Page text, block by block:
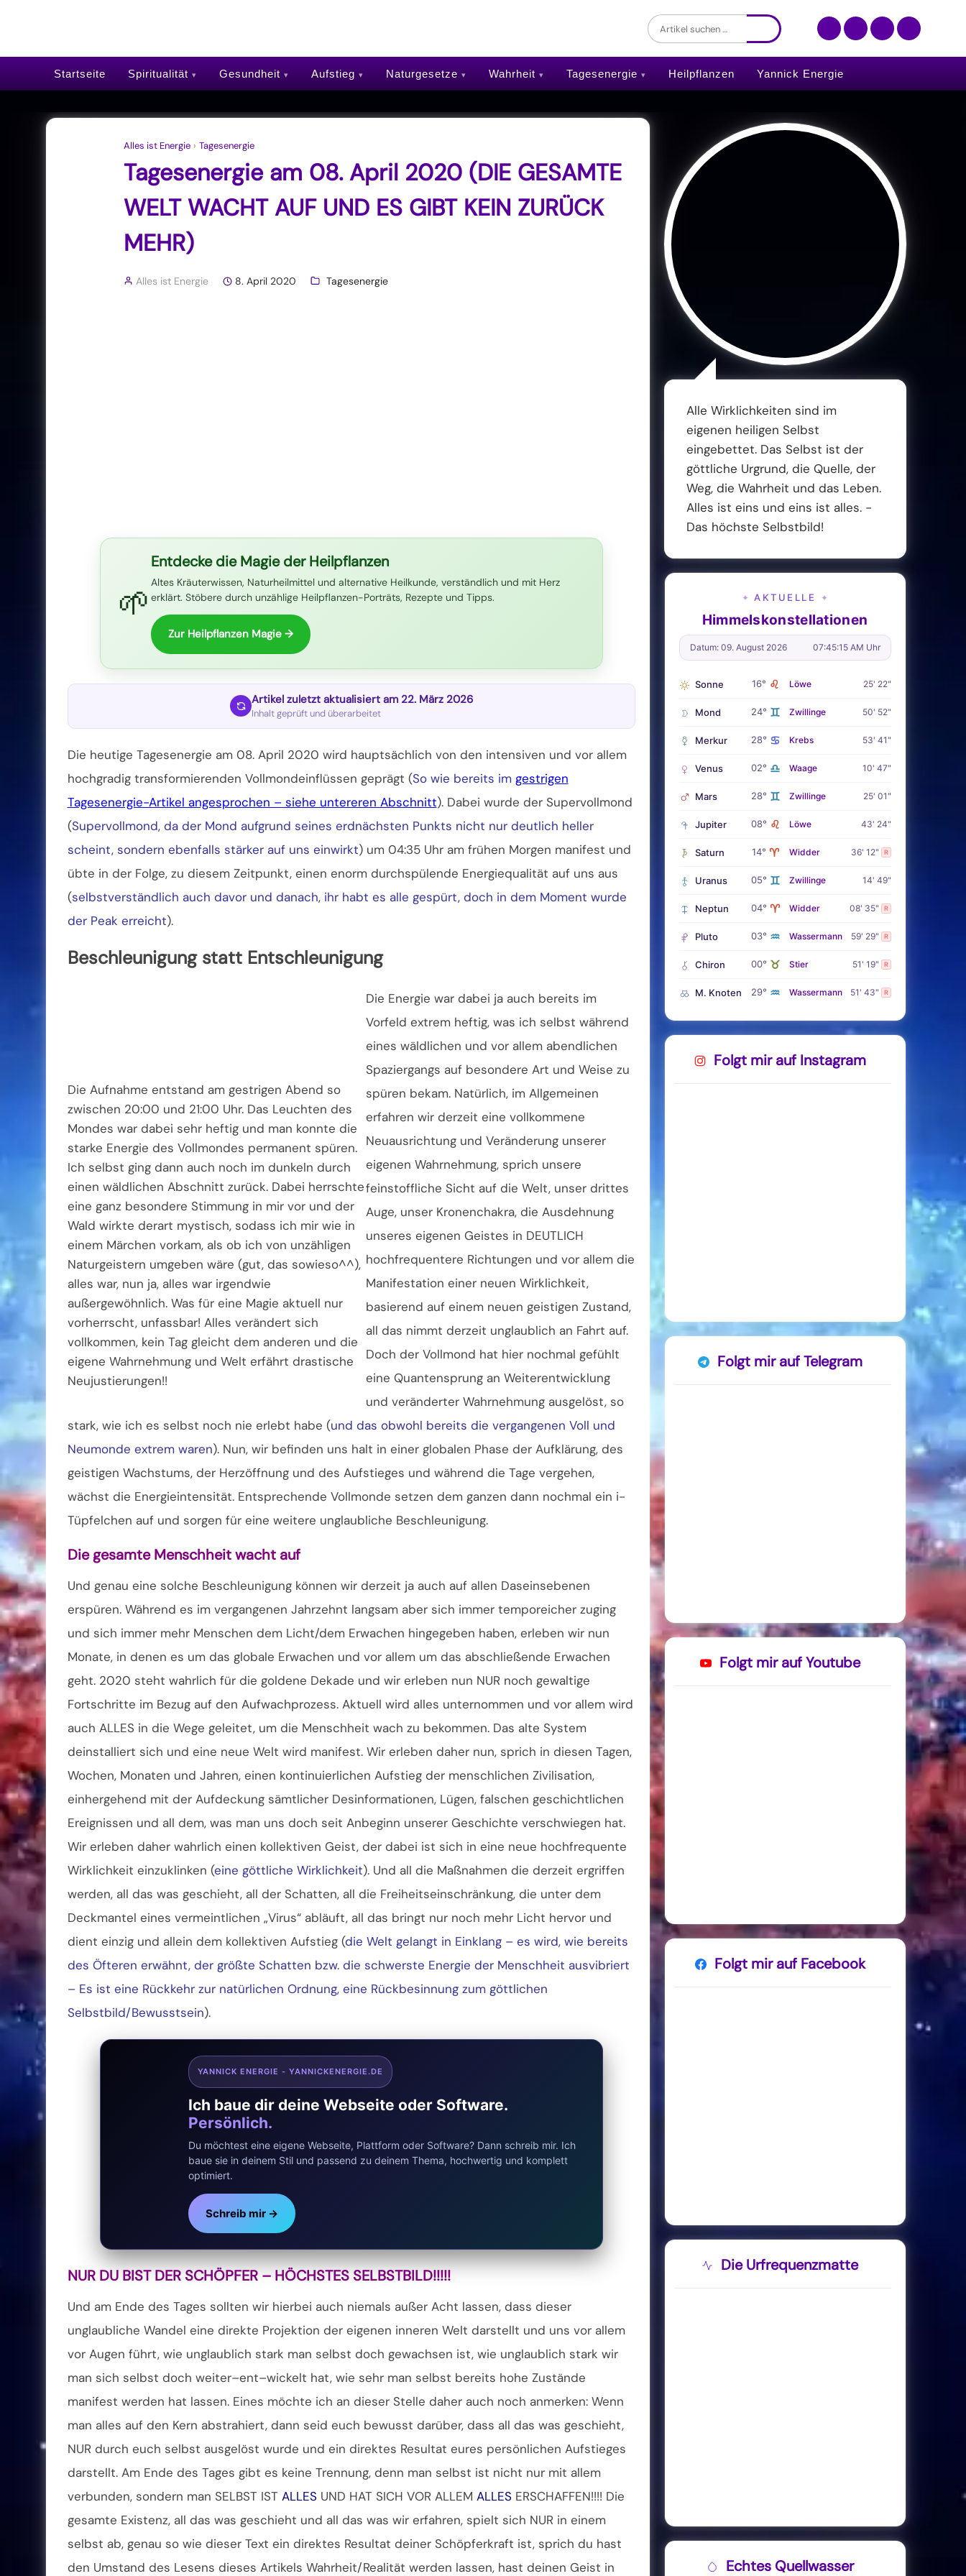
Startseite Spiritualität Gesundheit Aufstieg Naturgesetze Wahrheit Tagesenergie Heilpflanzen Yannick Energie
Alles ist Energie › Tagesenergie
Tagesenergie am 08. April 2020 (DIE GESAMTE
WELT WACHT AUF UND ES GIBT KEIN ZURÜCK
MEHR)
Alles ist Energie 8. April 2020 Tagesenergie
🌱
Entdecke die Magie der Heilpflanzen
Altes Kräuterwissen, Naturheilmittel und alternative Heilkunde, verständlich und mit Herz
erklärt. Stöbere durch unzählige Heilpflanzen-Porträts, Rezepte und Tipps.
Zur Heilpflanzen Magie →
Artikel zuletzt aktualisiert am 22. März 2026
Inhalt geprüft und überarbeitet
Die heutige Tagesenergie am 08. April 2020 wird hauptsächlich von den intensiven und vor allem
hochgradig transformierenden Vollmondeinflüssen geprägt (So wie bereits im gestrigen
Tagesenergie-Artikel angesprochen – siehe untereren Abschnitt). Dabei wurde der Supervollmond
(Supervollmond, da der Mond aufgrund seines erdnächsten Punkts nicht nur deutlich heller
scheint, sondern ebenfalls stärker auf uns einwirkt) um 04:35 Uhr am frühen Morgen manifest und
übte in der Folge, zu diesem Zeitpunkt, einen enorm durchspülende Energiequalität auf uns aus
(selbstverständlich auch davor und danach, ihr habt es alle gespürt, doch in dem Moment wurde
der Peak erreicht).
Beschleunigung statt Entschleunigung
Die Aufnahme entstand am gestrigen Abend so
zwischen 20:00 und 21:00 Uhr. Das Leuchten des
Mondes war dabei sehr heftig und man konnte die
starke Energie des Vollmondes permanent spüren.
Ich selbst ging dann auch noch im dunkeln durch
einen wäldlichen Abschnitt zurück. Dabei herrschte
eine ganz besondere Stimmung in mir vor und der
Wald wirkte derart mystisch, sodass ich mir wie in
einem Märchen vorkam, als ob ich von unzähligen
Naturgeistern umgeben wäre (gut, das sowieso^^),
alles war, nun ja, alles war irgendwie
außergewöhnlich. Was für eine Magie aktuell nur
vorherrscht, unfassbar! Alles verändert sich
vollkommen, kein Tag gleicht dem anderen und die
eigene Wahrnehmung und Welt erfährt drastische
Neujustierungen!!
Die Energie war dabei ja auch bereits im
Vorfeld extrem heftig, was ich selbst während
eines wäldlichen und vor allem abendlichen
Spaziergangs auf besondere Art und Weise zu
spüren bekam. Natürlich, im Allgemeinen
erfahren wir derzeit eine vollkommene
Neuausrichtung und Veränderung unserer
eigenen Wahrnehmung, sprich unsere
feinstoffliche Sicht auf die Welt, unser drittes
Auge, unser Kronenchakra, die Ausdehnung
unseres eigenen Geistes in DEUTLICH
hochfrequentere Richtungen und vor allem die
Manifestation einer neuen Wirklichkeit,
basierend auf einem neuen geistigen Zustand,
all das nimmt derzeit unglaublich an Fahrt auf.
Doch der Vollmond hat hier nochmal gefühlt
eine Quantensprung an Weiterentwicklung
und veränderter Wahrnehmung ausgelöst, so
stark, wie ich es selbst noch nie erlebt habe (und das obwohl bereits die vergangenen Voll und
Neumonde extrem waren). Nun, wir befinden uns halt in einer globalen Phase der Aufklärung, des
geistigen Wachstums, der Herzöffnung und des Aufstieges und während die Tage vergehen,
wächst die Energieintensität. Entsprechende Vollmonde setzen dem ganzen dann nochmal ein i-
Tüpfelchen auf und sorgen für eine weitere unglaubliche Beschleunigung.
Die gesamte Menschheit wacht auf
Und genau eine solche Beschleunigung können wir derzeit ja auch auf allen Daseinsebenen
erspüren. Während es im vergangenen Jahrzehnt langsam aber sich immer temporeicher zuging
und sich immer mehr Menschen dem Licht/dem Erwachen hingegeben haben, erleben wir nun
Monate, in denen es um das globale Erwachen und vor allem um das abschließende Erwachen
geht. 2020 steht wahrlich für die goldene Dekade und wir erleben nun NUR noch gewaltige
Fortschritte im Bezug auf den Aufwachprozess. Aktuell wird alles unternommen und vor allem wird
auch ALLES in die Wege geleitet, um die Menschheit wach zu bekommen. Das alte System
deinstalliert sich und eine neue Welt wird manifest. Wir erleben daher nun, sprich in diesen Tagen,
Wochen, Monaten und Jahren, einen kontinuierlichen Aufstieg der menschlichen Zivilisation,
einhergehend mit der Aufdeckung sämtlicher Desinformationen, Lügen, falschen geschichtlichen
Ereignissen und all dem, was man uns doch seit Anbeginn unserer Geschichte verschwiegen hat.
Wir erleben daher wahrlich einen kollektiven Geist, der dabei ist sich in eine neue hochfrequente
Wirklichkeit einzuklinken (eine göttliche Wirklichkeit). Und all die Maßnahmen die derzeit ergriffen
werden, all das was geschieht, all der Schatten, all die Freiheitseinschränkung, die unter dem
Deckmantel eines vermeintlichen „Virus“ abläuft, all das bringt nur noch mehr Licht hervor und
dient einzig und allein dem kollektiven Aufstieg (die Welt gelangt in Einklang – es wird, wie bereits
des Öfteren erwähnt, der größte Schatten bzw. die schwerste Energie der Menschheit ausvibriert
– Es ist eine Rückkehr zur natürlichen Ordnung, eine Rückbesinnung zum göttlichen
Selbstbild/Bewusstsein).
YANNICK ENERGIE - YANNICKENERGIE.DE
Ich baue dir deine Webseite oder Software.
Persönlich.
Du möchtest eine eigene Webseite, Plattform oder Software? Dann schreib mir. Ich
baue sie in deinem Stil und passend zu deinem Thema, hochwertig und komplett
optimiert.
Schreib mir →
NUR DU BIST DER SCHÖPFER – HÖCHSTES SELBSTBILD!!!!!
Und am Ende des Tages sollten wir hierbei auch niemals außer Acht lassen, dass dieser
unglaubliche Wandel eine direkte Projektion der eigenen inneren Welt darstellt und uns vor allem
vor Augen führt, wie unglaublich stark man selbst doch gewachsen ist, wie unglaublich stark wir
man sich selbst doch weiter–ent–wickelt hat, wie sehr man selbst bereits hohe Zustände
manifest werden hat lassen. Eines möchte ich an dieser Stelle daher auch noch anmerken: Wenn
man alles auf den Kern abstrahiert, dann seid euch bewusst darüber, dass all das was geschieht,
NUR durch euch selbst ausgelöst wurde und ein direktes Resultat eures persönlichen Aufstieges
darstellt. Am Ende des Tages gibt es keine Trennung, denn man selbst ist nicht nur mit allem
verbunden, sondern man SELBST IST ALLES UND HAT SICH VOR ALLEM ALLES ERSCHAFFEN!!!! Die
gesamte Existenz, all das was geschieht und all das was wir erfahren, spielt sich NUR in einem
selbst ab, genau so wie dieser Text ein direktes Resultat deiner Schöpferkraft ist, sprich du hast
den Umstand des Lesens dieses Artikels Wahrheit/Realität werden lassen, hast deinen Geist in
Alle Wirklichkeiten sind im
eigenen heiligen Selbst
eingebettet. Das Selbst ist der
göttliche Urgrund, die Quelle, der
Weg, die Wahrheit und das Leben.
Alles ist eins und eins ist alles. -
Das höchste Selbstbild!
✦ AKTUELLE ✦
Himmelskonstellationen
Datum: 09. August 2026 07:45:15 AM Uhr
Sonne 16° ♌ Löwe 25' 22"
Mond 24° ♊ Zwillinge 50' 52"
Merkur 28° ♋ Krebs 53' 41"
Venus 02° ♎ Waage 10' 47"
Mars 28° ♊ Zwillinge 25' 01"
Jupiter 08° ♌ Löwe 43' 24"
Saturn 14° ♈ Widder 36' 12" R
Uranus 05° ♊ Zwillinge 14' 49"
Neptun 04° ♈ Widder 08' 35" R
Pluto 03° ♒ Wassermann 59' 29" R
Chiron 00° ♉ Stier 51' 19" R
M. Knoten 29° ♒ Wassermann 51' 43" R
Folgt mir auf Instagram
Folgt mir auf Telegram
Folgt mir auf Youtube
Folgt mir auf Facebook
Die Urfrequenzmatte
Echtes Quellwasser